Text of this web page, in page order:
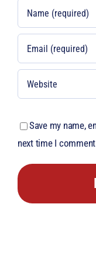
Save my name,
next time I